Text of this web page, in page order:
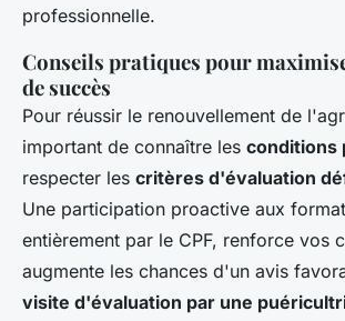
professionnelle.
Conseils pratiques pour
de succès
Pour réussir le renouvellement de
important de connaître les conditions
respecter les critères d'évaluation
Une participation proactive aux
entièrement par le CPF, renforce vos
augmente les chances d'un avis
visite d'évaluation par une